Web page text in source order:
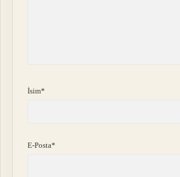
İsim*
E-Posta*